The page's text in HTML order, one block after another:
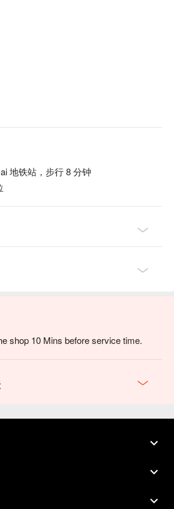
地铁站，步行 8 分钟
shop 10 Mins before service time.